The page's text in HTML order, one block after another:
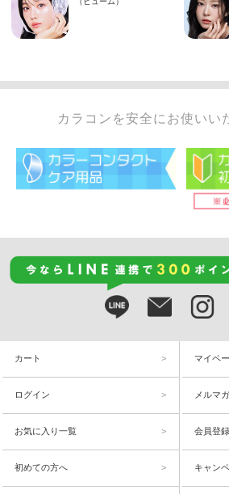
カラコンを安全にお使いい
カート マイペ
ログイン メルマ
お気に入り一覧 会員登録
初めての方へ キャン